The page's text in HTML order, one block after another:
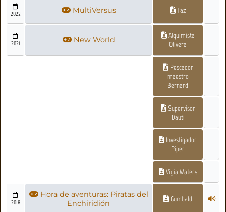
2022 MultiVersus Taz
2021 New World
Alquimista
Olivera
Pescador
maestro
Bernard
Supervisor
Dauti
Investigador
Piper
Vigía Waters
2018
Hora de aventuras: Piratas del
Enchiridión
Gumbald